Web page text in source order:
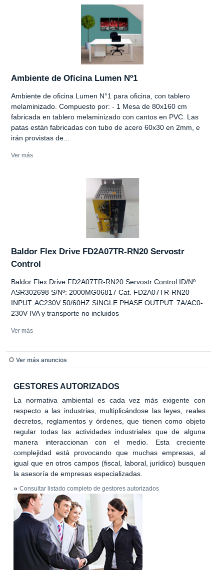
Ambiente de Oficina Lumen Nº1
Ambiente de oficina Lumen N°1 para oficina, con tablero
melaminizado. Compuesto por: - 1 Mesa de 80x160 cm
fabricada en tablero melaminizado con cantos en PVC. Las
patas están fabricadas con tubo de acero 60x30 en 2mm, e
irán provistas de...
Ver más
Baldor Flex Drive FD2A07TR-RN20 Servostr
Control
Baldor Flex Drive FD2A07TR-RN20 Servostr Control ID/Nº
ASR302698 S/Nº: 2000MG06817 Cat. FD2A07TR-RN20
INPUT: AC230V 50/60HZ SINGLE PHASE OUTPUT: 7A/AC0-
230V IVA y transporte no incluidos
Ver más
Ver más anuncios
GESTORES AUTORIZADOS
La normativa ambiental es cada vez más exigente con
respecto a las industrias, multiplicándose las leyes, reales
decretos, reglamentos y órdenes, que tienen como objeto
regular todas las actividades industriales que de alguna
manera interaccionan con el medio. Esta creciente
complejidad está provocando que muchas empresas, al
igual que en otros campos (fiscal, laboral, jurídico) busquen
la asesoría de empresas especializadas.
» Consultar listado completo de gestores autorizados